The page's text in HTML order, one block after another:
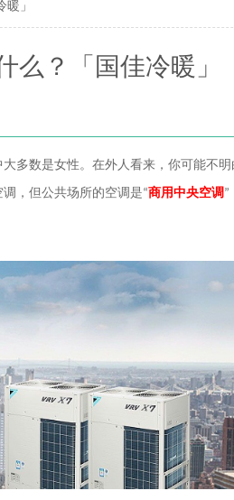
」
？「国佳冷暖」
多数是女性。在外人看来，你可能不
，但公共场所的空调是“商用中央空调”